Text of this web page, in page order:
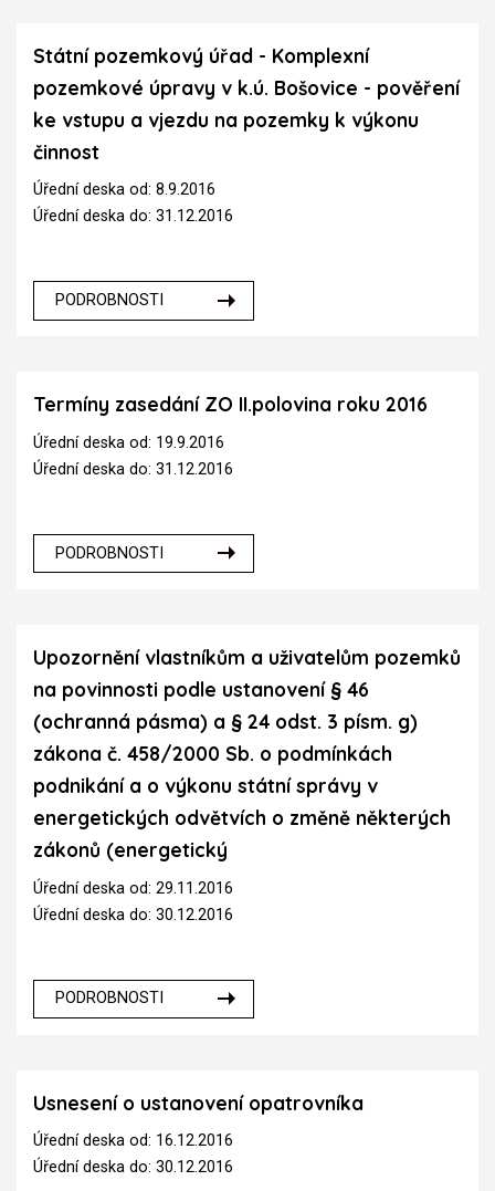
Státní pozemkový úřad - Komplexní
pozemkové úpravy v k.ú. Bošovice - pověření
ke vstupu a vjezdu na pozemky k výkonu
činnost
Úřední deska od: 8.9.2016
Úřední deska do: 31.12.2016
PODROBNOSTI
Termíny zasedání ZO II.polovina roku 2016
Úřední deska od: 19.9.2016
Úřední deska do: 31.12.2016
PODROBNOSTI
Upozornění vlastníkům a uživatelům pozemků
na povinnosti podle ustanovení § 46
(ochranná pásma) a § 24 odst. 3 písm. g)
zákona č. 458/2000 Sb. o podmínkách
podnikání a o výkonu státní správy v
energetických odvětvích o změně některých
zákonů (energetický
Úřední deska od: 29.11.2016
Úřední deska do: 30.12.2016
PODROBNOSTI
Usnesení o ustanovení opatrovníka
Úřední deska od: 16.12.2016
Úřední deska do: 30.12.2016